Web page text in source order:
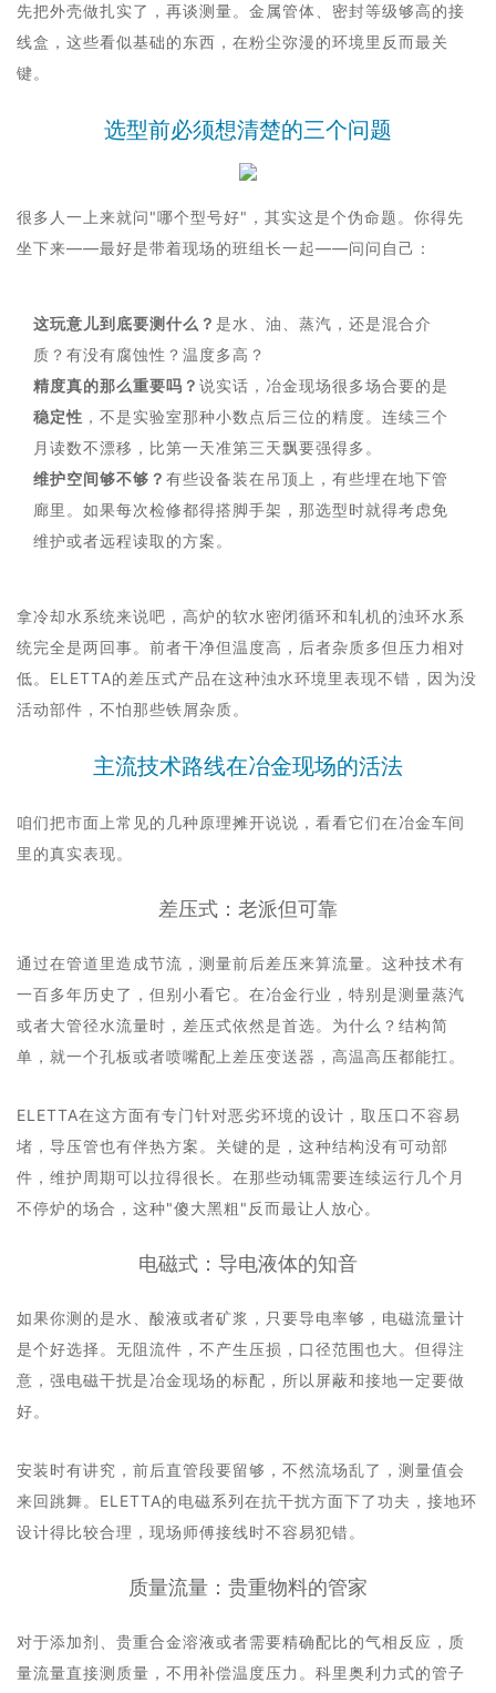
先把外壳做扎实了，再谈测量。金属管体、密封等级够高的接
线盒，这些看似基础的东西，在粉尘弥漫的环境里反而最关
键。
选型前必须想清楚的三个问题
很多人一上来就问"哪个型号好"，其实这是个伪命题。你得先
坐下来——最好是带着现场的班组长一起——问问自己：
这玩意儿到底要测什么？ 是水、油、蒸汽，还是混合介
质？有没有腐蚀性？温度多高？
精度真的那么重要吗？ 说实话，冶金现场很多场合要的是
稳定性 ，不是实验室那种小数点后三位的精度。连续三个
月读数不漂移，比第一天准第三天飘要强得多。
维护空间够不够？ 有些设备装在吊顶上，有些埋在地下管
廊里。如果每次检修都得搭脚手架，那选型时就得考虑免
维护或者远程读取的方案。
拿冷却水系统来说吧，高炉的软水密闭循环和轧机的浊环水系
统完全是两回事。前者干净但温度高，后者杂质多但压力相对
低。ELETTA的差压式产品在这种浊水环境里表现不错，因为没
活动部件，不怕那些铁屑杂质。
主流技术路线在冶金现场的活法
咱们把市面上常见的几种原理摊开说说，看看它们在冶金车间
里的真实表现。
差压式：老派但可靠
通过在管道里造成节流，测量前后差压来算流量。这种技术有
一百多年历史了，但别小看它。在冶金行业，特别是测量蒸汽
或者大管径水流量时，差压式依然是首选。为什么？结构简
单，就一个孔板或者喷嘴配上差压变送器，高温高压都能扛。
ELETTA在这方面有专门针对恶劣环境的设计，取压口不容易
堵，导压管也有伴热方案。关键的是，这种结构没有可动部
件，维护周期可以拉得很长。在那些动辄需要连续运行几个月
不停炉的场合，这种"傻大黑粗"反而最让人放心。
电磁式：导电液体的知音
如果你测的是水、酸液或者矿浆，只要导电率够， 电磁流量计
是个好选择。无阻流件，不产生压损，口径范围也大。但得注
意，强电磁干扰是冶金现场的标配，所以屏蔽和接地一定要做
好。
安装时有讲究，前后直管段要留够，不然流场乱了，测量值会
来回跳舞。ELETTA的电磁系列在抗干扰方面下了功夫，接地环
设计得比较合理，现场师傅接线时不容易犯错。
质量流量：贵重物料的管家
对于添加剂、贵重合金溶液或者需要精确配比的气相反应，质
量流量直接测质量，不用补偿温度压力。科里奥利力式的管子